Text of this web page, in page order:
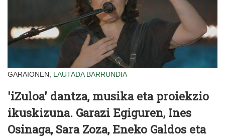
GARAIONEN, LAUTADA BARRUNDIA
'iZuloa' dantza, musika eta proiekzio
ikuskizuna. Garazi Egiguren, Ines
Osinaga, Sara Zoza, Eneko Galdos eta